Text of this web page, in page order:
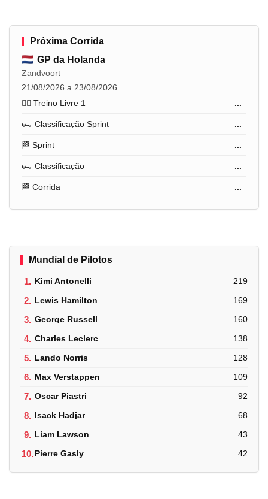
Próxima Corrida
GP da Holanda
Zandvoort
21/08/2026 a 23/08/2026
🏋️‍♂️ Treino Livre 1
...
🏎️ Classificação Sprint ...
🏁 Sprint ...
🏎️ Classificação ...
🏁 Corrida ...
Mundial de Pilotos
1. Kimi Antonelli 219
2. Lewis Hamilton 169
3. George Russell 160
4. Charles Leclerc 138
5. Lando Norris 128
6. Max Verstappen 109
7. Oscar Piastri 92
8. Isack Hadjar 68
9. Liam Lawson 43
10.Pierre Gasly 42